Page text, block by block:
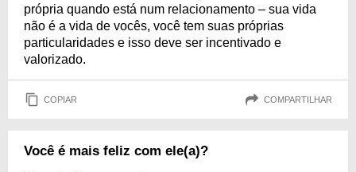
própria quando está num relacionamento – sua vida
não é a vida de vocês, você tem suas próprias
particularidades e isso deve ser incentivado e
valorizado.
COPIAR COMPARTILHAR
Você é mais feliz com ele(a)?